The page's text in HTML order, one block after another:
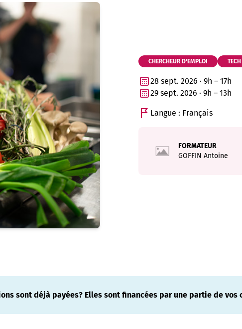
CHERCHEUR D'EMPLOI
28 sept. 2026 · 9h – 17h
29 sept. 2026 · 9h – 13h
Langue : Français
FORMATEUR
GOFFIN Antoine
sont déjà payées? Elles sont financées par une partie de vos